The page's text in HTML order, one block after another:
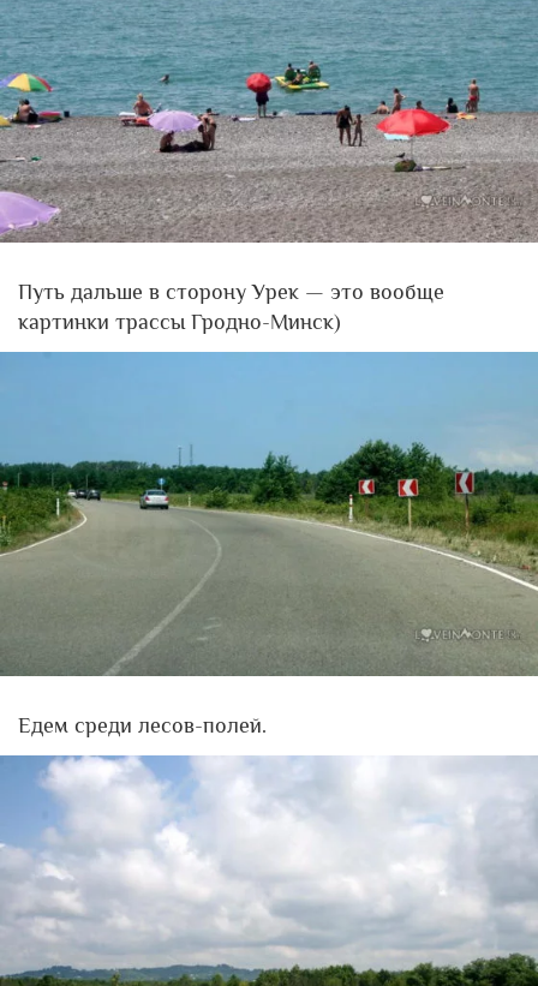
Путь дальше в сторону Урек — это вообще
картинки трассы Гродно-Минск)
Едем среди лесов-полей.